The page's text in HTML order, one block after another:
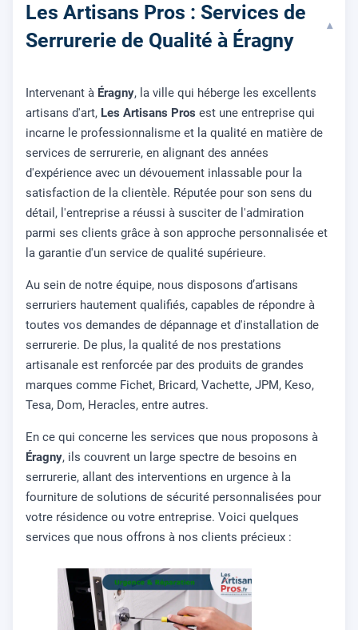
Les Artisans Pros : Services de
Serrurerie de Qualité à Éragny
▾
Intervenant à Éragny, la ville qui héberge les excellents
artisans d'art, Les Artisans Pros est une entreprise qui
incarne le professionnalisme et la qualité en matière de
services de serrurerie, en alignant des années
d'expérience avec un dévouement inlassable pour la
satisfaction de la clientèle. Réputée pour son sens du
détail, l'entreprise a réussi à susciter de l'admiration
parmi ses clients grâce à son approche personnalisée et
la garantie d'un service de qualité supérieure.
Au sein de notre équipe, nous disposons d’artisans
serruriers hautement qualifiés, capables de répondre à
toutes vos demandes de dépannage et d'installation de
serrurerie. De plus, la qualité de nos prestations
artisanale est renforcée par des produits de grandes
marques comme Fichet, Bricard, Vachette, JPM, Keso,
Tesa, Dom, Heracles, entre autres.
En ce qui concerne les services que nous proposons à
Éragny, ils couvrent un large spectre de besoins en
serrurerie, allant des interventions en urgence à la
fourniture de solutions de sécurité personnalisées pour
votre résidence ou votre entreprise. Voici quelques
services que nous offrons à nos clients précieux :